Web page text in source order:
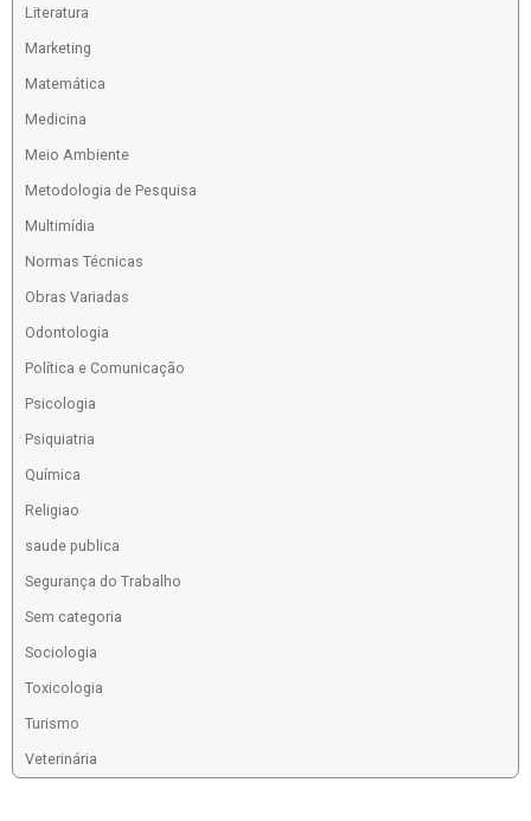
Literatura
Marketing
Matemática
Medicina
Meio Ambiente
Metodologia de Pesquisa
Multimídia
Normas Técnicas
Obras Variadas
Odontologia
Política e Comunicação
Psicologia
Psiquiatria
Química
Religiao
saude publica
Segurança do Trabalho
Sem categoria
Sociologia
Toxicologia
Turismo
Veterinária